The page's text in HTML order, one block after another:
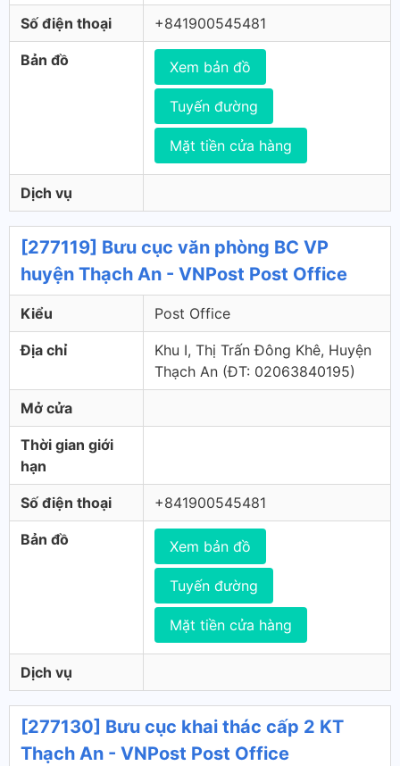
Số điện thoại +841900545481
Bản đồ Xem bản đồ
Tuyến đường
Mặt tiền cửa hàng
Dịch vụ
[277119] Bưu cục văn phòng BC VP
huyện Thạch An - VNPost Post Office
Kiểu Post Office
Địa chỉ
Khu I, Thị Trấn Đông Khê, Huyện
Thạch An (ÐT: 02063840195)
Mở cửa
Thời gian giới
hạn
Số điện thoại +841900545481
Bản đồ Xem bản đồ
Tuyến đường
Mặt tiền cửa hàng
Dịch vụ
[277130] Bưu cục khai thác cấp 2 KT
Thạch An - VNPost Post Office